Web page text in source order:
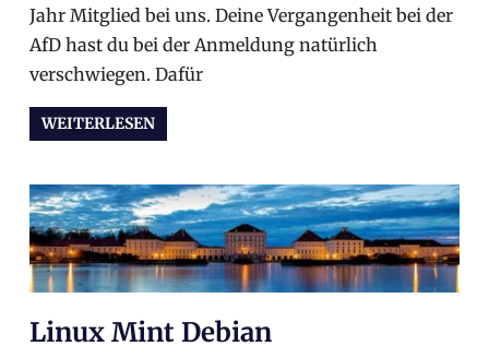
Jahr Mitglied bei uns. Deine Vergangenheit bei der
AfD hast du bei der Anmeldung natürlich
verschwiegen. Dafür
WEITERLESEN
Linux Mint Debian